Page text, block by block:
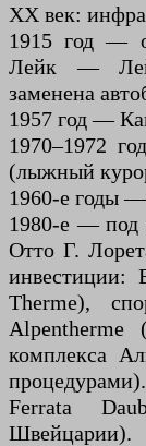
XX век:
1915 год —
Лейк —
заменена
1957 год —
1970–1972
(лыжный
1960-е годы —
1980-е — под
Отто Г.
инвестиции:
Therme),
Alpentherme
комплекса
Ferrata
Швейцарии).